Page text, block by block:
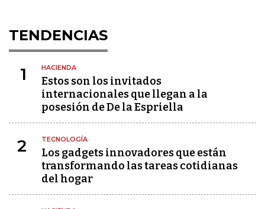
TENDENCIAS
1 HACIENDA
Estos son los invitados
internacionales que llegan a la
posesión de De la Espriella
2 TECNOLOGÍA
Los gadgets innovadores que están
transformando las tareas cotidianas
del hogar